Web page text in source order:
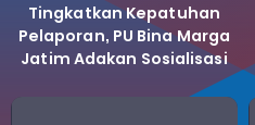
Tingkatkan Kepatuhan
Pelaporan, PU Bina Marga
Jatim Adakan Sosialisasi